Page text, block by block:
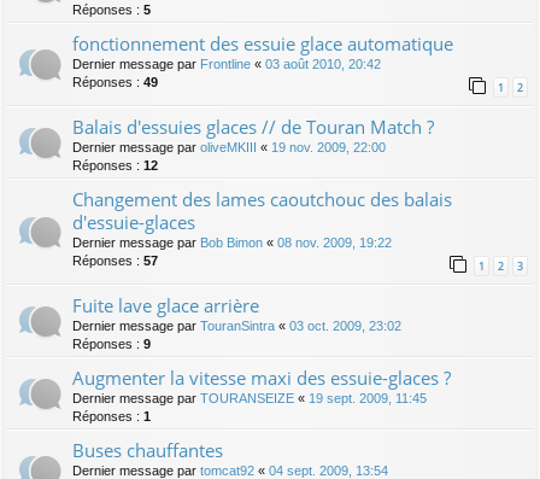
Réponses : 5
fonctionnement des essuie glace automatique
Dernier message par Frontline « 03 août 2010, 20:42
Réponses : 49 1 2
Balais d'essuies glaces // de Touran Match ?
Dernier message par oliveMKIII « 19 nov. 2009, 22:00
Réponses : 12
Changement des lames caoutchouc des balais
d'essuie-glaces
Dernier message par Bob Bimon « 08 nov. 2009, 19:22
Réponses : 57 1 2 3
Fuite lave glace arrière
Dernier message par TouranSintra « 03 oct. 2009, 23:02
Réponses : 9
Augmenter la vitesse maxi des essuie-glaces ?
Dernier message par TOURANSEIZE « 19 sept. 2009, 11:45
Réponses : 1
Buses chauffantes
Dernier message par tomcat92 « 04 sept. 2009, 13:54